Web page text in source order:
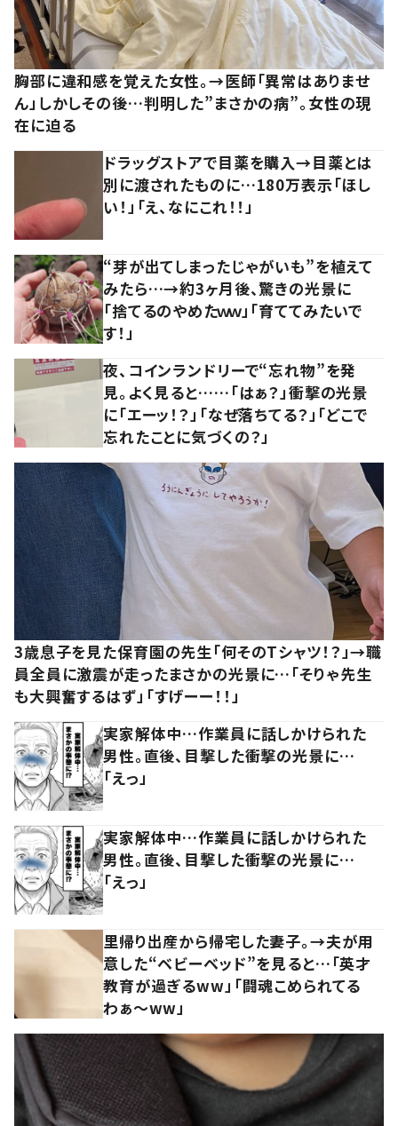
胸部に違和感を覚えた女性。→医師「異常はありませ
ん」しかしその後…判明した”まさかの病”。女性の現
在に迫る
ドラッグストアで目薬を購入→目薬とは
別に渡されたものに…180万表示「ほし
い！」「え、なにこれ！！」
“芽が出てしまったじゃがいも”を植えて
みたら…→約3ヶ月後、驚きの光景に
「捨てるのやめたｗｗ」「育ててみたいで
す！」
夜、コインランドリーで“忘れ物”を発
見。よく見ると……「はぁ？」衝撃の光景
に「エーッ！？」「なぜ落ちてる？」「どこで
忘れたことに気づくの？」
3歳息子を見た保育園の先生「何そのTシャツ！？」→職
員全員に激震が走ったまさかの光景に…「そりゃ先生
も大興奮するはず」「すげーー！！」
実家解体中…作業員に話しかけられた
男性。直後、目撃した衝撃の光景に…
「えっ」
実家解体中…作業員に話しかけられた
男性。直後、目撃した衝撃の光景に…
「えっ」
里帰り出産から帰宅した妻子。→夫が用
意した“ベビーベッド”を見ると…「英才
教育が過ぎるww」「闘魂こめられてる
わぁ～ww」